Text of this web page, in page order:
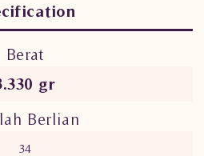
Berat
gr
Berlian
34